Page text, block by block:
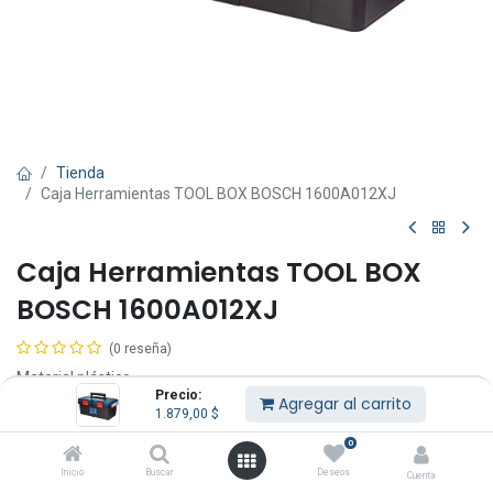
Precio:
1.879,00 $ Agregar al carrito
Inicio Buscar
0
Deseos Cuenta
Tienda
Caja Herramientas TOOL BOX BOSCH 1600A012XJ
Caja Herramientas TOOL BOX
BOSCH 1600A012XJ
(0 reseña)
Material plástico.
Para todos los tipos de herramientas eléctricas.
1.879,00$ IVA Incluido